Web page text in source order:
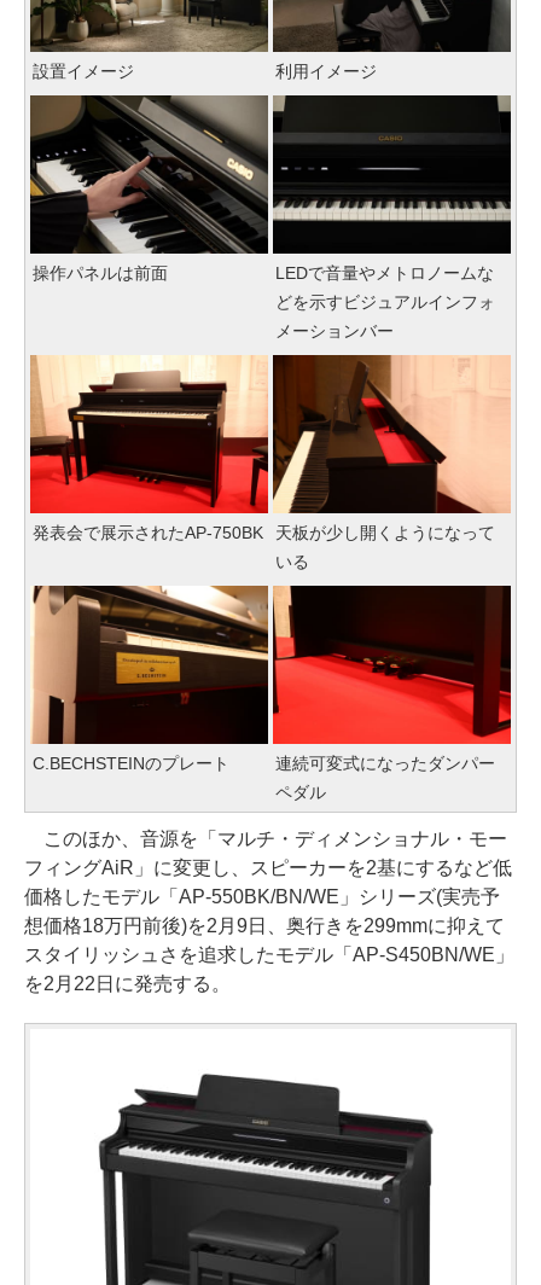
設置イメージ 利用イメージ
操作パネルは前面
LEDで音量やメトロノームな
どを示すビジュアルインフォ
メーションバー
発表会で展示されたAP-750BK
天板が少し開くようになって
いる
C.BECHSTEINのプレート
連続可変式になったダンパー
ペダル
このほか、音源を「マルチ・ディメンショナル・モー
フィングAiR」に変更し、スピーカーを2基にするなど低
価格したモデル「AP-550BK/BN/WE」シリーズ(実売予
想価格18万円前後)を2月9日、奥行きを299mmに抑えて
スタイリッシュさを追求したモデル「AP-S450BN/WE」
を2月22日に発売する。